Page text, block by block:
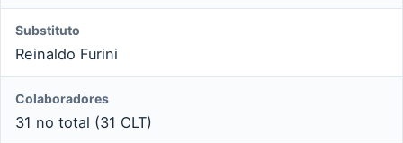
Substituto
Reinaldo Furini
Colaboradores
31 no total (31 CLT)